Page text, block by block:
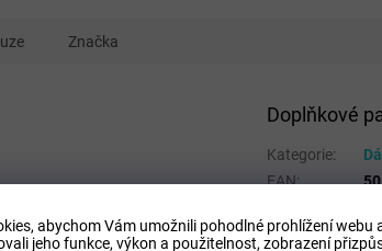
abychom Vám umožnili pohodlné prohlížení webu
jeho funkce, výkon a použitelnost, zobrazení
Značka
Doplňkové
Kategorie:
EAN:
Pohlaví: